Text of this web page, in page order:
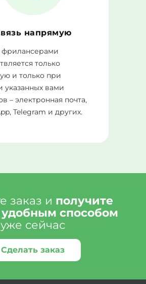
напрямую
фрилансерами
только
и только при
указанных вами
– электронная почта,
Telegram и других.
заказ и получите
способом
уже сейчас
Сделать заказ